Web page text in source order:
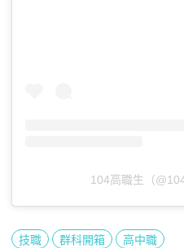
104高職生（
技職 群科開箱 高中職